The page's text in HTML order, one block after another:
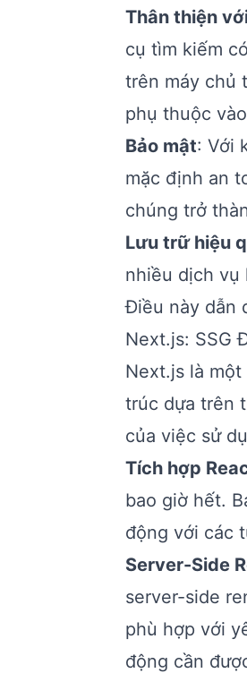
Thân thiện
cụ tìm kiếm
trên máy chủ
phụ thuộc
Bảo mật: Với
mặc định an
chúng trở
Lưu trữ hiệu
nhiều dịch vụ
Điều này dẫn
Next.js: SSG
Next.js là
trúc dựa trên
của việc sử
Tích hợp
bao giờ hết.
động với các
Server-Side
server-side
phù hợp với
động cần